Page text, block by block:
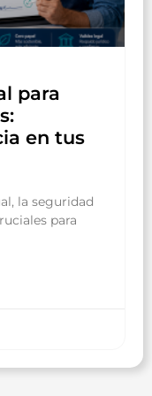
para
en tus
la seguridad
para